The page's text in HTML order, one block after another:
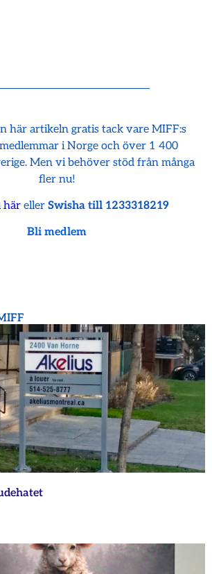
här artikeln gratis tack vare MIFF:s
i Norge och över 1 400
Men vi behöver stöd från många
fler nu!
häreller Swisha till 1233318219
Bli medlem